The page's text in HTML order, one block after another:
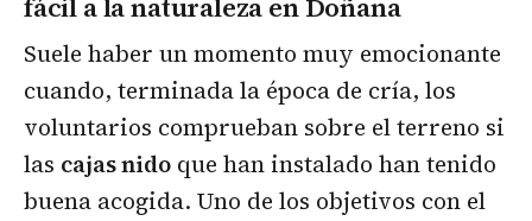
fácil a la naturaleza en Doñana
Suele haber un momento muy emocionante
cuando, terminada la época de cría, los
voluntarios comprueban sobre el terreno si
las cajas nido que han instalado han tenido
buena acogida. Uno de los objetivos con el